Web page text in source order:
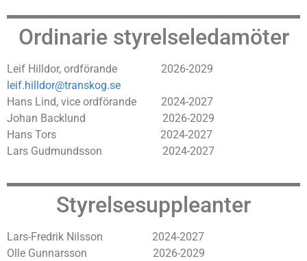
Ordinarie styrelseledamöter
Leif Hilldor, ordförande 2026-2029
leif.hilldor@transkog.se
Hans Lind, vice ordförande 2024-2027
Johan Backlund 2026-2029
Hans Tors 2024-2027
Lars Gudmundsson 2024-2027
Styrelsesuppleanter
Lars-Fredrik Nilsson 2024-2027
Olle Gunnarsson 2026-2029